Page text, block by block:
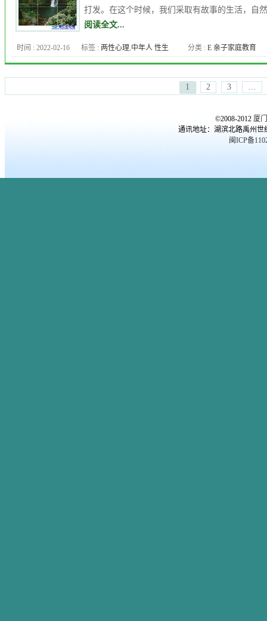
理,郭潇赢,高考心理
理咨询
厦门心理培训课程,品
行障碍 ,女人出轨
教育 心理医生,心理咨询,心理
年龄,心理测试,心理问题,恋爱
心理,恐惧症,抑郁症 自杀,更年
期综合症,焦虑症,爱情,职场心
打发。在这个时候，我们采取有故事的生活，自
阅读全文...
时间 : 2022-02-16 标签 : 两性心理,中年人 性生
活,九型人格,人格障碍,企业
EAP,厦门儿童心理咨询,厦门心
理专家,厦门心理医生,厦门心
分类 : E 亲子家庭教育
1 2 3 …
©2008-2012 厦
通讯地址：湖滨北路禹州
闽ICP备